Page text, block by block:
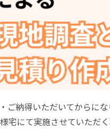
ご納得いただいてからにな
宅にて実施させていただ